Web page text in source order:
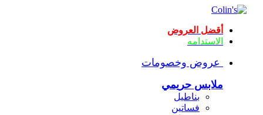
أقضل العروض
الاستدامه
عروض وخصومات
ملابس حريمي
بناطيل
فساتين